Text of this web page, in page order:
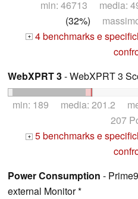
min: 46713 media:
(32%)
+ 4 benchmarks e
WebXPRT 3- WebXPRT 3
min: 189 media: 201.2
207
+ 5 benchmarks e
Power Consumption -
external Monitor *